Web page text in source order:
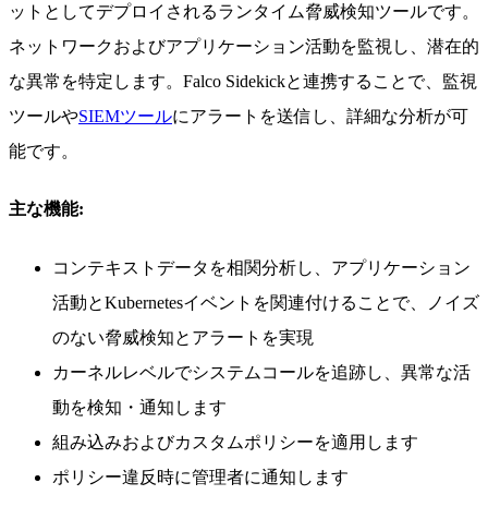
ットとしてデプロイされるランタイム脅威検知ツールです。
ネットワークおよびアプリケーション活動を監視し、潜在的
な異常を特定します。Falco Sidekickと連携することで、監視
ツールやSIEMツールにアラートを送信し、詳細な分析が可
能です。
主な機能:
コンテキストデータを相関分析し、アプリケーション
活動とKubernetesイベントを関連付けることで、ノイズ
のない脅威検知とアラートを実現
カーネルレベルでシステムコールを追跡し、異常な活
動を検知・通知します
組み込みおよびカスタムポリシーを適用します
ポリシー違反時に管理者に通知します